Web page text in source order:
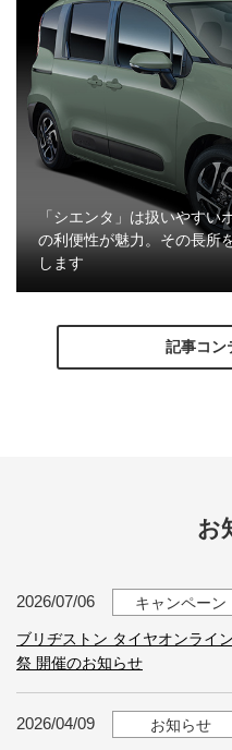
「シエンタ」は扱いやす
の利便性が魅力。その長所
します
記事コン
お
2026/07/06 キャンペーン
ブリヂストン タイヤオンライ
祭 開催のお知らせ
2026/04/09 お知らせ